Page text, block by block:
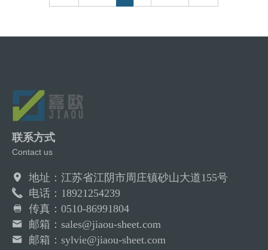
联系方式
Contact us
地址：江苏省江阴市周庄镇砂山大道155号
电话：18921254239
传真：0510-86991804
邮箱：sales@jiaou-sheet.com
邮箱：sylvie@jiaou-sheet.com